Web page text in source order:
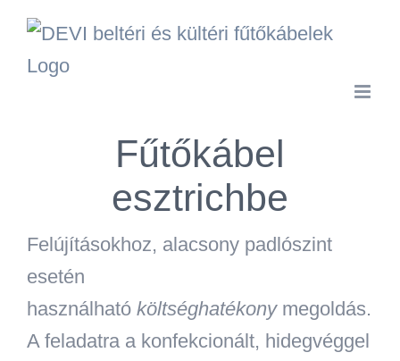
Kihagyás
Fűtőkábel
esztrichbe
Felújításokhoz, alacsony padlószint
esetén
használható költséghatékonymegoldás.
A feladatra a konfekcionált, hidegvéggel